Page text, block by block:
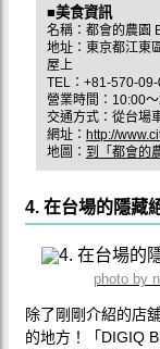
■美食資訊
名稱：都會的農園
地址：東京都江東
屋上
TEL：+81-570-
營業時間：10:00
交通方式：從台場
網址： http://
地圖： 到「都會的
4. 在台場的隱藏
photo by
除了剛剛介紹的店
的地方！「DIGIQ